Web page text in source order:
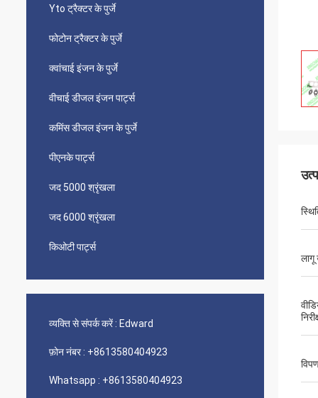
Yto ट्रैक्टर के पुर्जे
फोटोन ट्रैक्टर के पुर्जे
क्वांचाई इंजन के पुर्जे
वीचाई डीजल इंजन पार्ट्स
कमिंस डीजल इंजन के पुर्जे
पीएनके पार्ट्स
जद 5000 श्रृंखला
जद 6000 श्रृंखला
किओटी पार्ट्स
व्यक्ति से संपर्क करें : Edward
फ़ोन नंबर : +8613580404923
Whatsapp : +8613580404923
लागू